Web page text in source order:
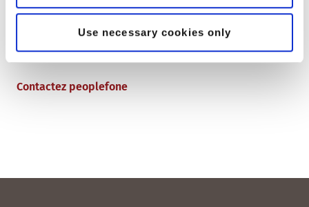
Use necessary cookies only
Déclare Sandro Isteri, Country Manager Suisse
Contactez peoplefone